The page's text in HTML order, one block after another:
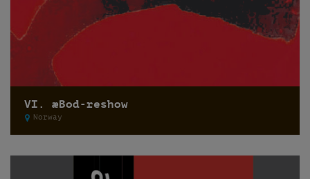
VI. æBod-reshow
Norway